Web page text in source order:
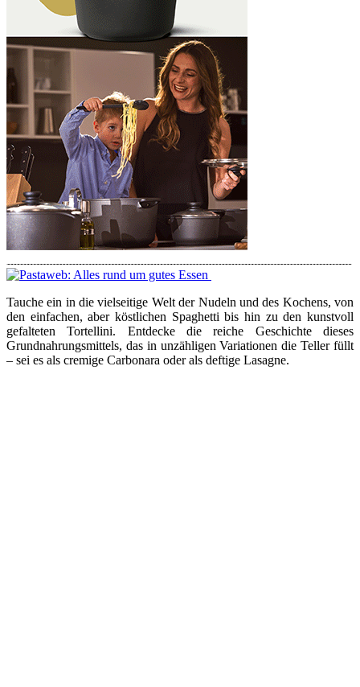
Tauche ein in die vielseitige Welt der Nudeln und des Kochens, von
den einfachen, aber köstlichen Spaghetti bis hin zu den kunstvoll
gefalteten Tortellini. Entdecke die reiche Geschichte dieses
Grundnahrungsmittels, das in unzähligen Variationen die Teller füllt
– sei es als cremige Carbonara oder als deftige Lasagne.